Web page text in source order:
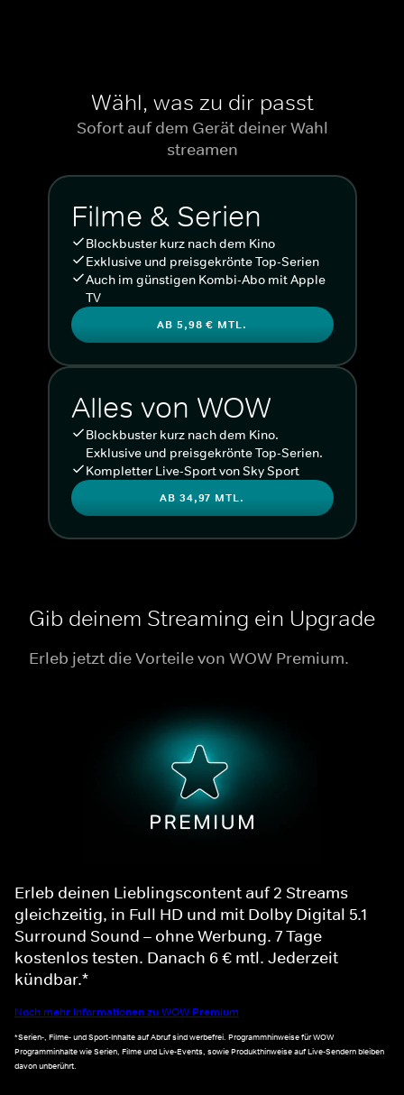
Wähl, was zu dir passt
Sofort auf dem Gerät deiner Wahl
streamen
Filme & Serien
Blockbuster kurz nach dem Kino
Exklusive und preisgekrönte Top-Serien
Auch im günstigen Kombi-Abo mit Apple
TV
AB 5,98 € MTL.
Alles von WOW
Blockbuster kurz nach dem Kino.
Exklusive und preisgekrönte Top-Serien.
Kompletter Live-Sport von Sky Sport
AB 34,97 MTL.
Gib deinem Streaming ein Upgrade
Erleb jetzt die Vorteile von WOW Premium.
Erleb deinen Lieblingscontent auf 2 Streams
gleichzeitig, in Full HD und mit Dolby Digital 5.1
Surround Sound – ohne Werbung. 7 Tage
kostenlos testen. Danach 6 € mtl. Jederzeit
kündbar.*
Noch mehr Informationen zu WOW Premium
*Serien-, Filme- und Sport-Inhalte auf Abruf sind werbefrei. Programmhinweise für WOW
Programminhalte wie Serien, Filme und Live-Events, sowie Produkthinweise auf Live-Sendern bleiben
davon unberührt.